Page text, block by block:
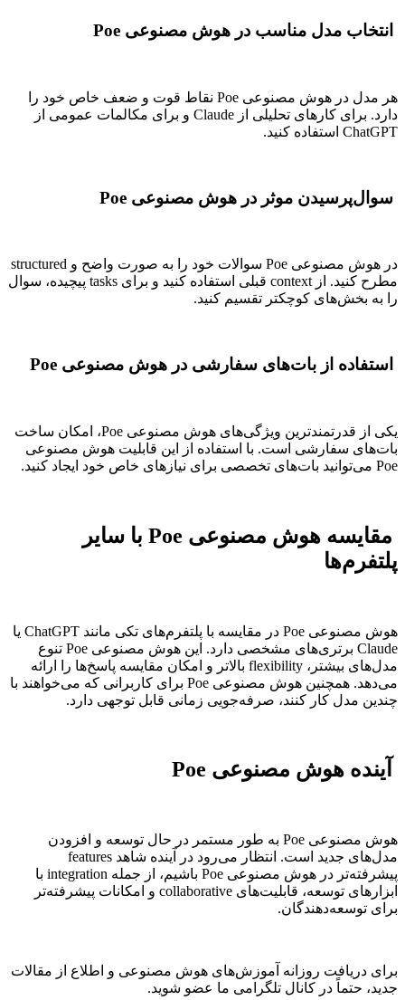
انتخاب مدل مناسب در هوش مصنوعی Poe
هر مدل در هوش مصنوعی Poe نقاط قوت و ضعف خاص خود را
دارد. برای کارهای تحلیلی از Claude و برای مکالمات عمومی از
ChatGPT استفاده کنید.
سوال‌پرسیدن موثر در هوش مصنوعی Poe
در هوش مصنوعی Poe سوالات خود را به صورت واضح و structured
مطرح کنید. از context قبلی استفاده کنید و برای tasks پیچیده، سوال
را به بخش‌های کوچکتر تقسیم کنید.
استفاده از بات‌های سفارشی در هوش مصنوعی Poe
یکی از قدرتمندترین ویژگی‌های هوش مصنوعی Poe، امکان ساخت
بات‌های سفارشی است. با استفاده از این قابلیت هوش مصنوعی
Poe می‌توانید بات‌های تخصصی برای نیازهای خاص خود ایجاد کنید.
مقایسه هوش مصنوعی Poe با سایر
پلتفرم‌ها
هوش مصنوعی Poe در مقایسه با پلتفرم‌های تکی مانند ChatGPT یا
Claude برتری‌های مشخصی دارد. این هوش مصنوعی Poe تنوع
مدل‌های بیشتر، flexibility بالاتر و امکان مقایسه پاسخ‌ها را ارائه
می‌دهد. همچنین هوش مصنوعی Poe برای کاربرانی که می‌خواهند با
چندین مدل کار کنند، صرفه‌جویی زمانی قابل توجهی دارد.
آینده هوش مصنوعی Poe
هوش مصنوعی Poe به طور مستمر در حال توسعه و افزودن
مدل‌های جدید است. انتظار می‌رود در آینده شاهد features
پیشرفته‌تر در هوش مصنوعی Poe باشیم، از جمله integration با
ابزارهای توسعه، قابلیت‌های collaborative و امکانات پیشرفته‌تر
برای توسعه‌دهندگان.
برای دریافت روزانه آموزش‌های هوش مصنوعی و اطلاع از مقالات
جدید، حتماً در کانال تلگرامی ما عضو شوید.